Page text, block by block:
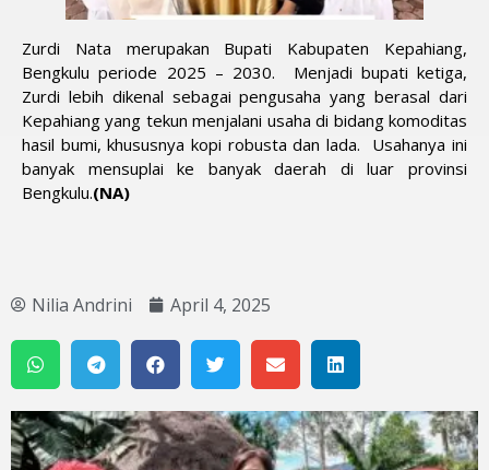
Zurdi Nata merupakan Bupati Kabupaten Kepahiang,
Bengkulu periode 2025 – 2030. Menjadi bupati ketiga,
Zurdi lebih dikenal sebagai pengusaha yang berasal dari
Kepahiang yang tekun menjalani usaha di bidang komoditas
hasil bumi, khususnya kopi robusta dan lada. Usahanya ini
banyak mensuplai ke banyak daerah di luar provinsi
Bengkulu.(NA)
Nilia Andrini April 4, 2025